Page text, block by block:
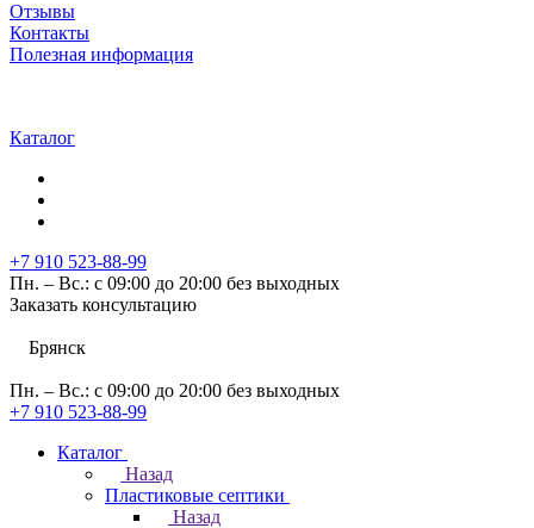
Отзывы
Контакты
Полезная информация
Каталог
+7 910 523-88-99
Пн. – Вс.: с 09:00 до 20:00 без выходных
Заказать консультацию
Брянск
Пн. – Вс.: с 09:00 до 20:00 без выходных
+7 910 523-88-99
Каталог
Назад
Пластиковые септики
Назад